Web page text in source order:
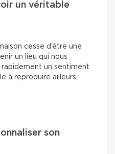
un véritable
cesse d’être une
un lieu qui nous
un sentiment
à reproduire ailleurs,
son